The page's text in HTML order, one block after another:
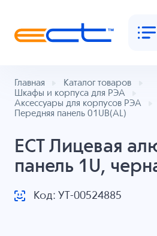
Главная
Каталог товаров
Шкафы и корпуса для РЭА
Аксессуары для корпусов РЭА
Передняя панель 01UB(AL)
ECT Лицевая
панель 1U,
Код: УТ-00524885